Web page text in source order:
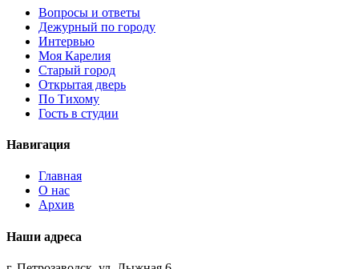
Вопросы и ответы
Дежурный по городу
Интервью
Моя Карелия
Старый город
Открытая дверь
По Тихому
Гость в студии
Навигация
Главная
О нас
Архив
Наши адреса